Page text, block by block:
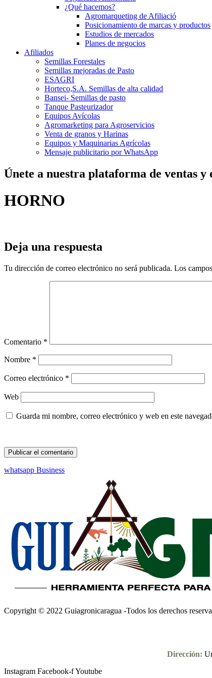
¿Qué hacemos?
Agromarqueting de Afiliació
Posicionamiento de marcas y productos
Estudios de mercados
Planes de negocios
Afiliados
Semillas Forestales
Semillas mejoradas de Pasto
ESAGRI
Horteco,S.A. Semillas de alta calidad
Bansei- Semillas de pasto
Tanque Pasteurizador
Equipos Avícolas
Agromarketing para Agroservicios
Venta de granos y Harinas
Equipos y Maquinarias Agrícolas
Mensaje publicitario por WhatsApp
Únete a nuestra plataforma de ventas
HORNO
Deja una respuesta
Tu dirección de correo electrónico no será publicada. Los
Comentario *
Nombre *
Correo electrónico *
Web
Guarda mi nombre, correo electrónico y web en este
whatsapp Business
Copyright © 2022 Guiagronicaragua -Todos los derechos
Dirección:
Instagram Facebook-fYoutube